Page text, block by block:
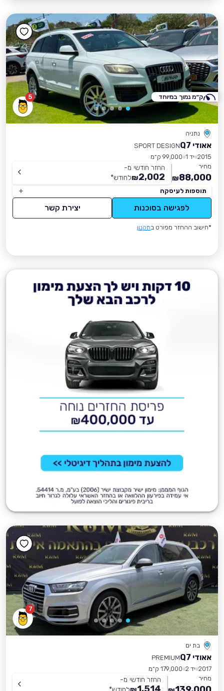
5
נתניה
אאודי Q7
SPORT DESIGN
2015 יד 1
99,000 ק״מ
מחיר
88,000
₪
החזר חודשי מ-
2,002
₪לחודש*
תוספות לעיסקה
לפגישה בסוכנות יצירת קשר
*חישוב ההחזר מפורט בתקנון
ק״מ נמוך במיוחד
7
בת ים
אאודי Q7
PREMIUM
2017 יד 2
179,000 ק״מ
מחיר
החזר חודשי מ-